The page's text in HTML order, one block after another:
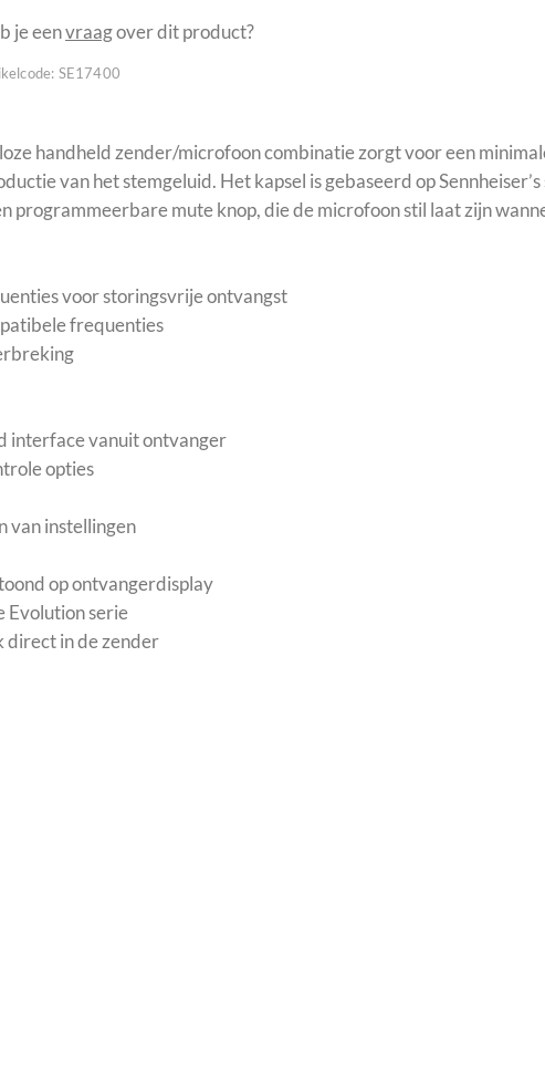
je eenvraagover dit product?
SE17400
handheld zender/microfoon combinatie zorgt voor een
van het stemgeluid. Het kapsel is gebaseerd op Sennheiser’s
programmeerbare mute knop, die de microfoon stil laat zijn
voor storingsvrije ontvangst
frequenties
interface vanuit ontvanger
opties
van instellingen
op ontvangerdisplay
Evolution serie
direct in de zender